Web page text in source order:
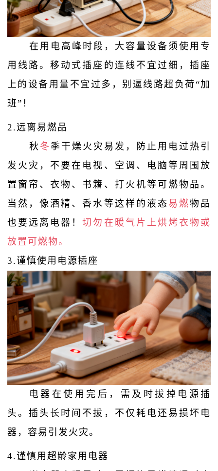
在用电高峰时段，大容量设备须使用专
用线路。移动式插座的连线不宜过细，插座
上的设备用量不宜过多，别逼线路超负荷“加
班”！
2.远离易燃品
秋 冬 季干燥火灾易发，防止用电过热引
发火灾，不要在电视、空调、电脑等周围放
置窗帘、衣物、书籍、打火机等可燃物品。
当然，像酒精、香水等这样的液态 易燃物品
也要远离电器！切勿在暖气片上烘烤衣物或
放置可燃物。
3.谨慎使用电源插座
电器在使用完后，需及时拔掉电源插
头。插头长时间不拔，不仅耗电还易损坏电
器，容易引发火灾。
4.谨慎用超龄家用电器